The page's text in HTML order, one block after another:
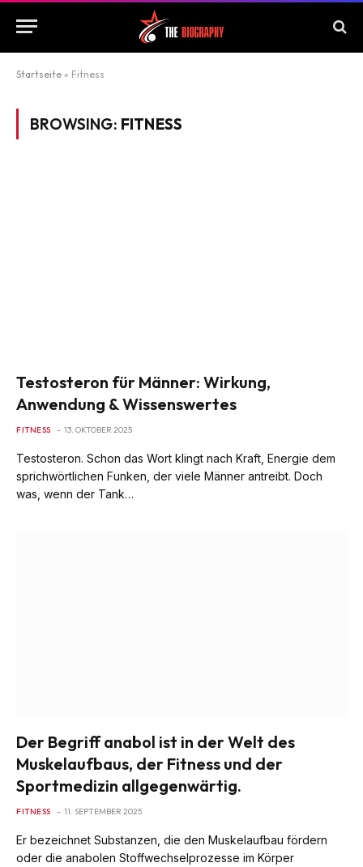
Startseite » Fitness
BROWSING: FITNESS
Testosteron für Männer: Wirkung,
Anwendung & Wissenswertes
FITNESS 13. OKTOBER 2025
Testosteron. Schon das Wort klingt nach Kraft, Energie dem
sprichwörtlichen Funken, der viele Männer antreibt. Doch
was, wenn der Tank…
Der Begriff anabol ist in der Welt des
Muskelaufbaus, der Fitness und der
Sportmedizin allgegenwärtig.
FITNESS 11. SEPTEMBER 2025
Er bezeichnet Substanzen, die den Muskelaufbau fördern
oder die anabolen Stoffwechselprozesse im Körper